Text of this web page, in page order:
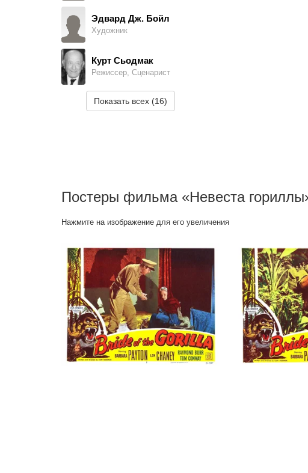
Эдвард Дж. Бойл
Художник
Курт Сьодмак
Режиссер, Сценарист
Показать всех (16)
Постеры фильма «Невеста
Нажмите на изображение для его увеличения